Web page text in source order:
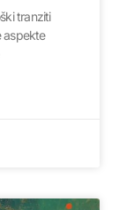
tranziti
aspekte